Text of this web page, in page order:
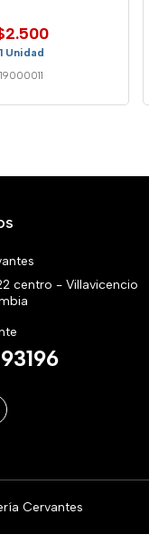
1 Unidad
19000011
centro - Villavicencio
Cervantes